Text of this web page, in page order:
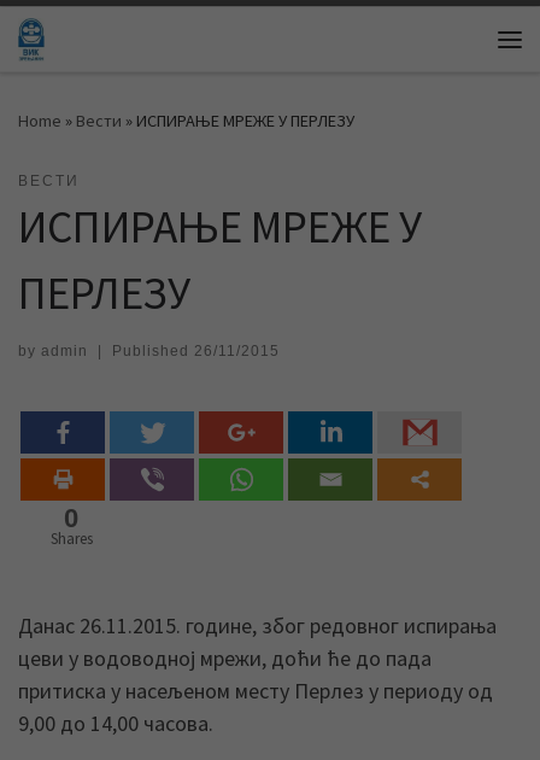
Skip to content
Home » Вести » ИСПИРАЊЕ МРЕЖЕ У ПЕРЛЕЗУ
ВЕСТИ
ИСПИРАЊЕ МРЕЖЕ У
ПЕРЛЕЗУ
by admin | Published 26/11/2015
0
Shares
Данас 26.11.2015. године, због редовног испирања
цеви у водоводној мрежи, доћи ће до пада
притиска у насељеном месту Перлез у периоду од
9,00 до 14,00 часова.